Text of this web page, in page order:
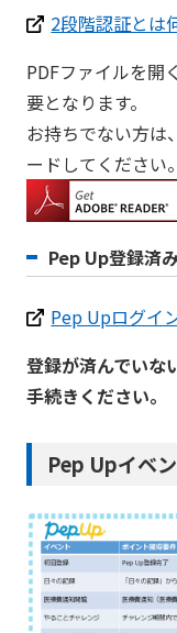
2段階認証とは
PDFファイルを開
要となります。
お持ちでない方は
ードしてください。
Pep Up登録済
Pep Upログイ
登録が済んでいな
手続きください。
Pep Upイベ